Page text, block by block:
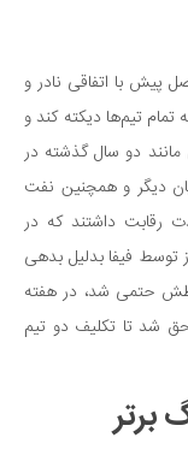
پیش با اتفاقی نادر و
تمام تیم‌ها دیکته کند و
دو سال گذشته در
دیگر و همچنین نفت
رقابت داشتند که در
خوزستان بود که با کسر ۶ امتیاز توسط فیفا بدلیل بدهی
حتمی شد، در هفته
شد تا تکلیف دو تیم
برتر